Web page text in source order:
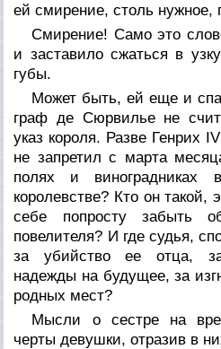
ей смирение, столь
Смирение! Само это
и заставило сжаться в
губы.
Может быть, ей еще и
граф де Сюрвилье не
указ короля. Разве Генрих
не запретил с марта
полях и виноградниках
королевстве? Кто он такой,
себе попросту забыть
повелителя? И где судья,
за убийство ее отца,
надежды на будущее, за
родных мест?
Мысли о сестре на
черты девушки, отразив в